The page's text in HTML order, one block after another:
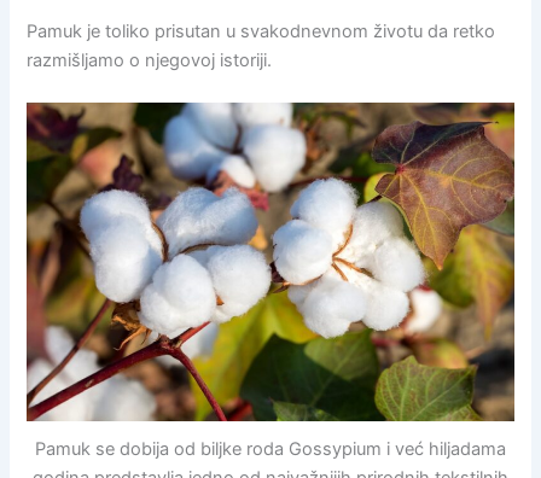
Pamuk je toliko prisutan u svakodnevnom životu da retko
razmišljamo o njegovoj istoriji.
Pamuk se dobija od biljke roda Gossypium i već hiljadama